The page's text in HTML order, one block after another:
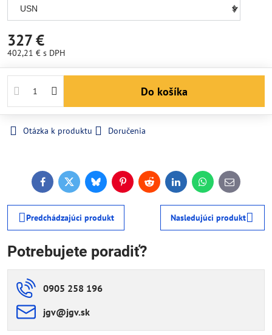
327 €
402,21 € s DPH
Do košíka
Otázka k produktu Doručenia
FacebookTwitterBlueskyPinterestReddit LinkedInWhatsApp
E-
mail
Predchádzajúci produkt Nasledujúci produkt
Potrebujete poradiť?
0905 258 196
jgv​@jgv​.sk